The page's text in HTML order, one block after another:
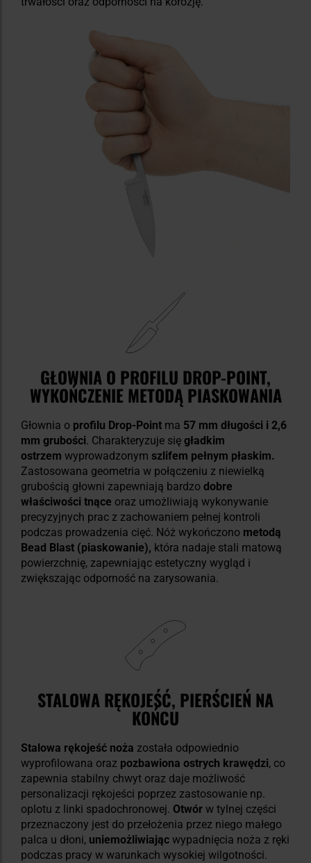
GŁOWNIA O PROFILU DROP-POINT,
WYKOŃCZENIE METODĄ PIASKOWANIA
Głownia o profilu Drop-Point ma 57 mm długości i 2,6
mm grubości. Charakteryzuje się gładkim
ostrzem wyprowadzonym szlifem pełnym płaskim.
Zastosowana geometria w połączeniu z niewielką
grubością głowni zapewniają bardzo dobre
właściwości tnące oraz umożliwiają wykonywanie
precyzyjnych prac z zachowaniem pełnej kontroli
podczas prowadzenia cięć. Nóż wykończono metodą
Bead Blast (piaskowanie), która nadaje stali matową
powierzchnię, zapewniając estetyczny wygląd i
zwiększając odporność na zarysowania.
STALOWA RĘKOJEŚĆ, PIERŚCIEŃ NA
KOŃCU
Stalowa rękojeść noża została odpowiednio
wyprofilowana oraz pozbawiona ostrych krawędzi, co
zapewnia stabilny chwyt oraz daje możliwość
personalizacji rękojeści poprzez zastosowanie np.
oplotu z linki spadochronowej. Otwór w tylnej części
przeznaczony jest do przełożenia przez niego małego
palca u dłoni, uniemożliwiając wypadnięcia noża z ręki
podczas pracy w warunkach wysokiej wilgotności.